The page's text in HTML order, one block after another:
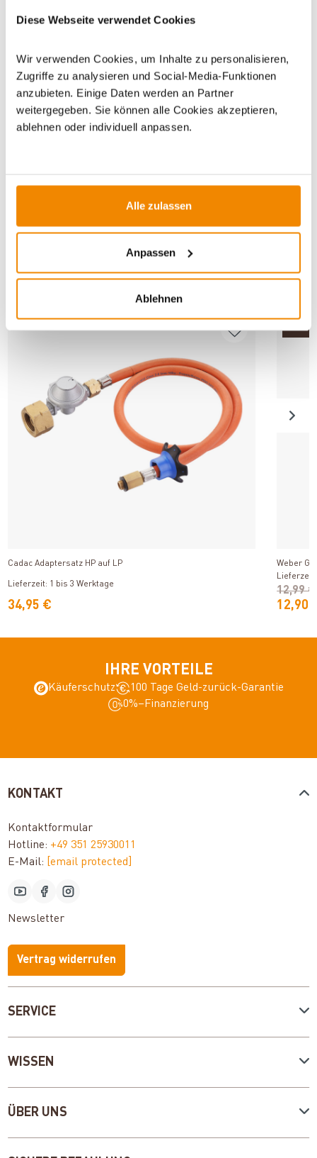
Diese Webseite verwendet Cookies
Wir verwenden Cookies, um Inhalte zu personalisieren,
Zugriffe zu analysieren und Social-Media-Funktionen
anzubieten. Einige Daten werden an Partner
weitergegeben. Sie können alle Cookies akzeptieren,
ablehnen oder individuell anpassen.
Alle zulassen
Anpassen
Ablehnen
WICHTIGE INFOS
Artikeldatenblatt drucken Frage zum Artikel
Dieses Produkt finden Sie unter:Grillzubehör
ANDERE INTERESSIERTEN SICH AUCH
DAFÜR
Cadac Adaptersatz HP auf LP
Lieferzeit: 1 bis 3 Werktage
34,95 €
Weber
12,90
12,99 €
IHRE VORTEILE
Käuferschutz
100 Tage Geld-zurück-Garantie
0%–Finanzierung
SERVICE
WISSEN
ÜBER UNS
KONTAKT
Kontaktformular
Hotline: +49 351 25930011
E-Mail:
[email protected]
Newsletter
Vertrag widerrufen